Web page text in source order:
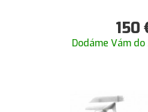
150
Dodáme Vám